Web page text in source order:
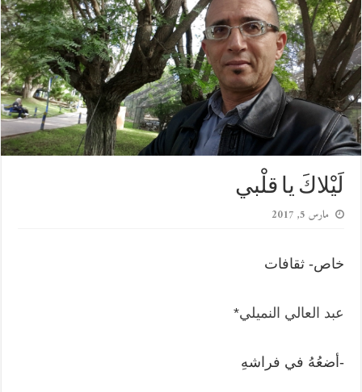
لَيْلاكَ يا قلْبي
مارس 5, 2017
خاص- ثقافات
عبد العالي النميلي*
-أضعُهُ في فراشهِ